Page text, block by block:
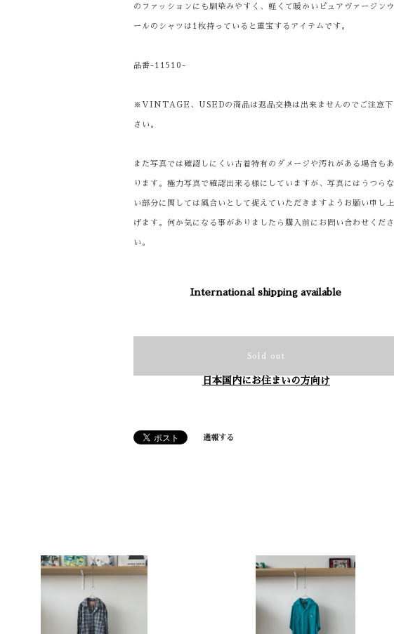
のファッションにも馴染みやすく、軽くて暖かいピュアヴァージンウ
ールのシャツは1枚持っていると重宝するアイテムです。
品番-11510-
※VINTAGE、USEDの商品は返品交換は出来ませんのでご注意下
さい。
また写真では確認しにくい古着特有のダメージや汚れがある場合もあ
ります。極力写真で確認出来る様にしていますが、写真にはうつらな
い部分に関しては風合いとして捉えていただきますようお願い申し上
げます。何か気になる事がありましたら購入前にお問い合わせくださ
い。
International shipping available
Sold out
日本国内にお住まいの方向け
通報する